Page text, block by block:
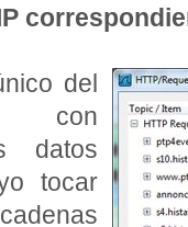
del
con
tocar